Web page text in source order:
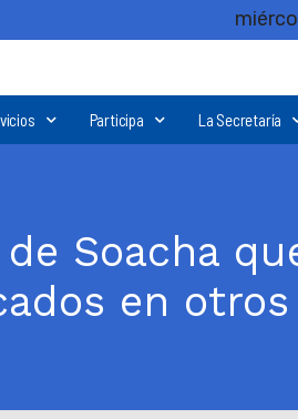
Participa La Secretaría
Soacha
en